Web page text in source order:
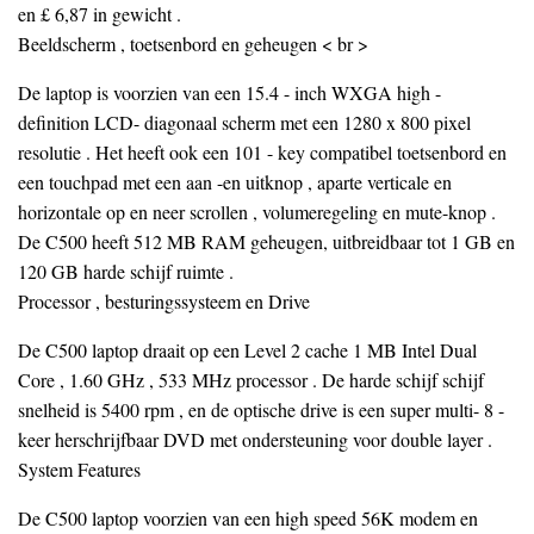
en £ 6,87 in gewicht .
Beeldscherm , toetsenbord en geheugen < br >
De laptop is voorzien van een 15.4 - inch WXGA high -
definition LCD- diagonaal scherm met een 1280 x 800 pixel
resolutie . Het heeft ook een 101 - key compatibel toetsenbord en
een touchpad met een aan -en uitknop , aparte verticale en
horizontale op en neer scrollen , volumeregeling en mute-knop .
De C500 heeft 512 MB ​​RAM geheugen, uitbreidbaar tot 1 GB en
120 GB harde schijf ruimte .
Processor , besturingssysteem en Drive
De C500 laptop draait op een Level 2 cache 1 MB Intel Dual
Core , 1.60 GHz , 533 MHz processor . De harde schijf schijf
snelheid is 5400 rpm , en de optische drive is een super multi- 8 -
keer herschrijfbaar DVD met ondersteuning voor double layer .
System Features
De C500 laptop voorzien van een high speed 56K modem en